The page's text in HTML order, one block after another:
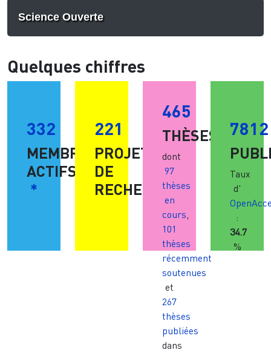
Science Ouverte
Quelques chiffres
332
MEMBRES
ACTIFS
*
221
PROJETS
DE
RECHERCHE
465
THÈSES
dont
97
thèses
en
cours,
101
thèses
récemment
soutenues
et
267
thèses
publiées
dans
7812
Taux
d'
:
34.7
%